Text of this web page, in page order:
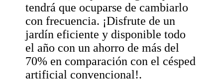
tendrá que ocuparse de cambiarlo
con frecuencia. ¡Disfrute de un
jardín eficiente y disponible todo
el año con un ahorro de más del
70% en comparación con el césped
artificial convencional!.